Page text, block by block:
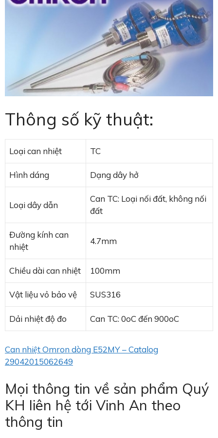
Thông số kỹ thuật:
Loại can nhiệt TC
Hình dáng Dạng dây hở
Loại dây dẫn
Can TC: Loại nối đất, không nối
đất
Đường kính can
nhiệt
4.7mm
Chiều dài can nhiệt 100mm
Vật liệu vỏ bảo vệ SUS316
Dải nhiệt độ đo Can TC: 0oC đến 900oC
Can nhiệt Omron dòng E52MY – Catalog
29042015062649
Mọi thông tin về sản phẩm Quý
KH liên hệ tới Vinh An theo
thông tin